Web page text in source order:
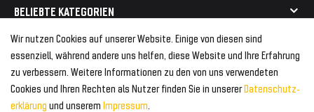
Wir nutzen Cookies auf unserer Website. Einige von diesen sind
essenziell, während andere uns helfen, diese Website und Ihre Erfahrung
zu verbessern. Weitere Informationen zu den von uns verwendeten
Cookies und Ihren Rechten als Nutzer finden Sie in unsererDaten­schutz­
erklärung und unserem Impressum.
Geeignet für Mercedes
Geeignet für Audi
BELIEBTE KATEGORIEN
Frontspoiler
Heckspoiler
Kabelbäume
Kühlergrill
FOLGEN SIE UNS AUF
Tuning Fanatics
ZAHLUNG & VERSAND